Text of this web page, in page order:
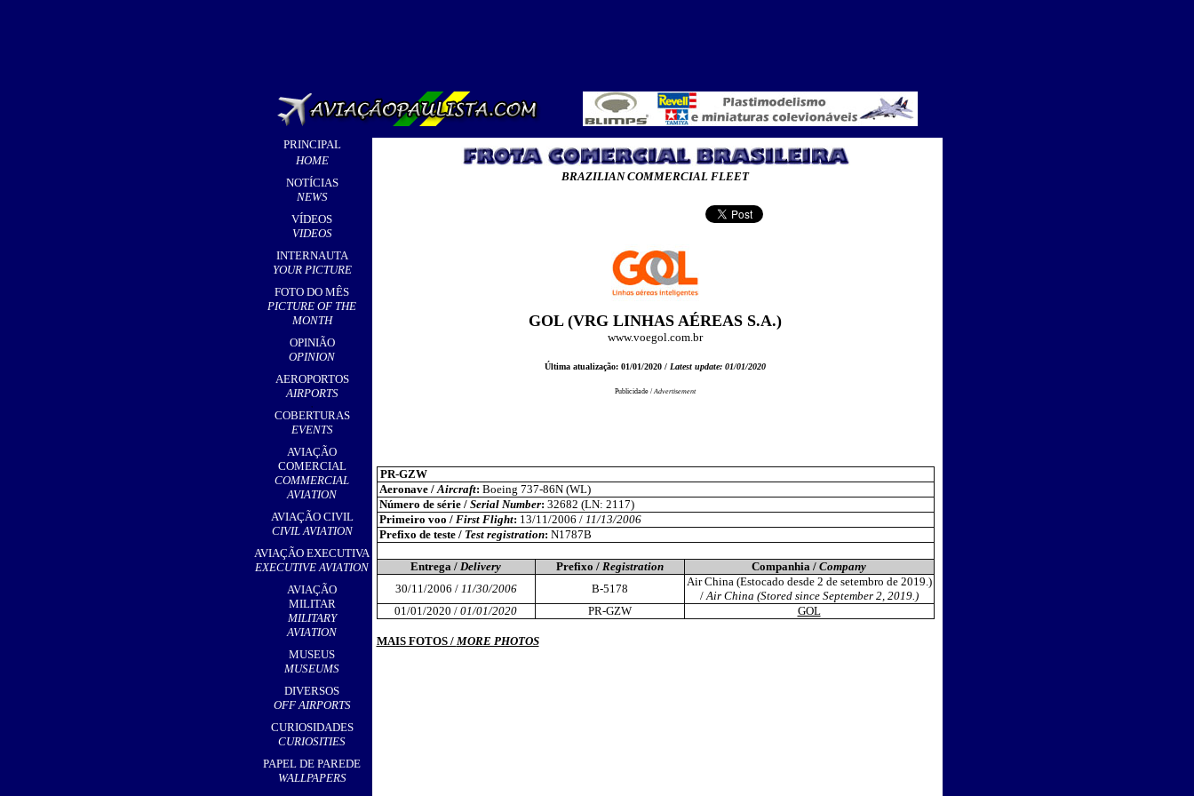
PRINCIPAL
HOME
NOTÍCIAS
NEWS
VÍDEOS
VIDEOS
INTERNAUTA
YOUR PICTURE
FOTO DO MÊS
PICTURE OF THE
MONTH
OPINIÃO
OPINION
AEROPORTOS
AIRPORTS
,
COBERTURAS
EVENTS
AVIAÇÃO
COMERCIAL
COMMERCIAL
AVIATION
AVIAÇÃO CIVIL
CIVIL AVIATION
AVIAÇÃO EXECUTIVA
EXECUTIVE AVIATION
AVIAÇÃO
MILITAR
MILITARY
AVIATION
MUSEUS
MUSEUMS
DIVERSOS
OFF AIRPORTS
CURIOSIDADES
CURIOSITIES
PAPEL DE PAREDE
WALLPAPERS
BRAZILIAN COMMERCIAL FLEET
GOL (VRG LINHAS AÉREAS S.A.)
www.voegol.com.br
Última atualização: 01/01/2020 / Latest update: 01/01/2020
Publicidade /Advertisement
PR-GZW
Aeronave /Aircraft: Boeing 737-86N (WL)
Número de série / Serial Number: 32682 (LN: 2117)
Primeiro voo / First Flight: 13/11/2006 / 11/13/2006
Prefixo de teste /Test registration: N1787B
Entrega / Delivery Prefixo / Registration Companhia / Company
30/11/2006 / 11/30/2006 B-5178
Air China (Estocado desde 2 de setembro de 2019.)
/Air China (Stored since September 2, 2019.)
01/01/2020 / 01/01/2020 PR-GZW GOL
MAIS FOTOS / MORE PHOTOS